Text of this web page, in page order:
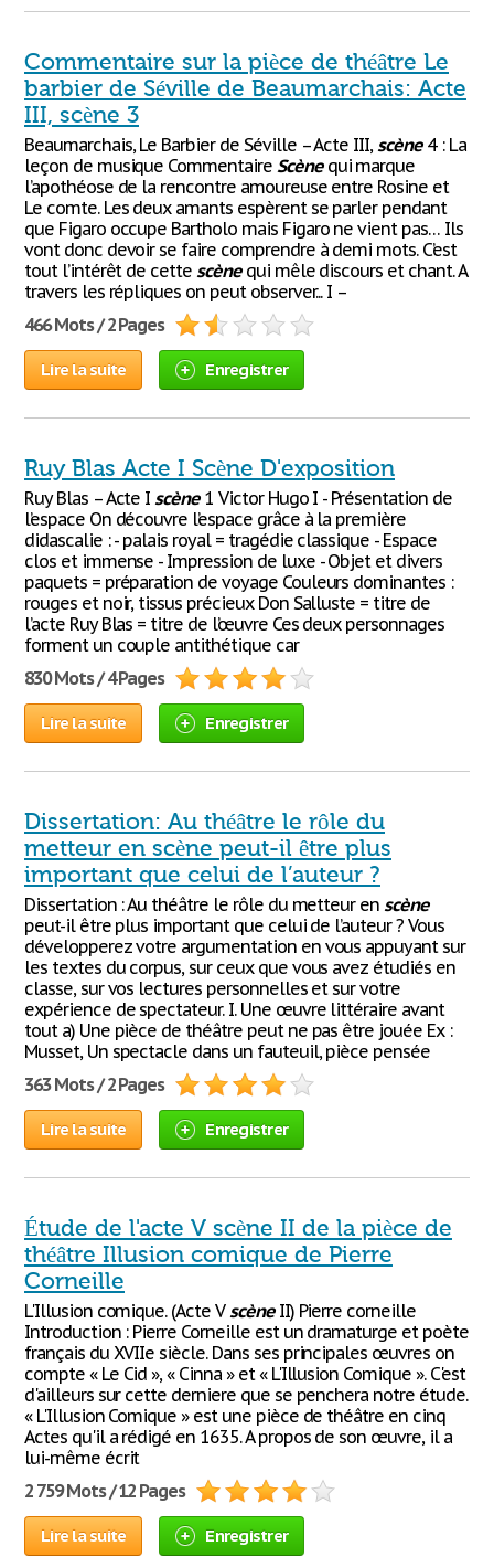
Commentaire sur la pièce de théâtre Le
barbier de Séville de Beaumarchais: Acte
III, scène 3
Beaumarchais, Le Barbier de Séville – Acte III,scène4 : La
leçon de musique Commentaire Scènequi marque
l’apothéose de la rencontre amoureuse entre Rosine et
Le comte. Les deux amants espèrent se parler pendant
que Figaro occupe Bartholo mais Figaro ne vient pas… Ils
vont donc devoir se faire comprendre à demi mots. C’est
tout l’intérêt de cettescènequi mêle discours et chant. A
travers les répliques on peut observer... I –
466 Mots / 2 Pages
Lire la suite Enregistrer
Ruy Blas Acte I Scène D'exposition
Ruy Blas – Acte Iscène1 Victor Hugo I - Présentation de
l’espace On découvre l’espace grâce à la première
didascalie : - palais royal = tragédie classique - Espace
clos et immense - Impression de luxe - Objet et divers
paquets = préparation de voyage Couleurs dominantes :
rouges et noir, tissus précieux Don Salluste = titre de
l’acte Ruy Blas = titre de l’œuvre Ces deux personnages
forment un couple antithétique car
830 Mots / 4 Pages
Lire la suite Enregistrer
Dissertation: Au théâtre le rôle du
metteur en scène peut-il être plus
important que celui de l’auteur ?
Dissertation : Au théâtre le rôle du metteur enscène
peut-il être plus important que celui de l’auteur ? Vous
développerez votre argumentation en vous appuyant sur
les textes du corpus, sur ceux que vous avez étudiés en
classe, sur vos lectures personnelles et sur votre
expérience de spectateur. I. Une œuvre littéraire avant
tout a) Une pièce de théâtre peut ne pas être jouée Ex :
Musset, Un spectacle dans un fauteuil, pièce pensée
363 Mots / 2 Pages
Lire la suite Enregistrer
Étude de l'acte V scène II de la pièce de
théâtre Illusion comique de Pierre
Corneille
L'Illusion comique. (Acte VscèneII) Pierre corneille
Introduction : Pierre Corneille est un dramaturge et poète
français du XVIIe siècle. Dans ses principales œuvres on
compte « Le Cid », « Cinna » et « L'Illusion Comique ». C'est
d'ailleurs sur cette derniere que se penchera notre étude.
« L'Illusion Comique » est une pièce de théâtre en cinq
Actes qu'il a rédigé en 1635. A propos de son œuvre, il a
lui-même écrit
2 759 Mots / 12 Pages
Lire la suite Enregistrer